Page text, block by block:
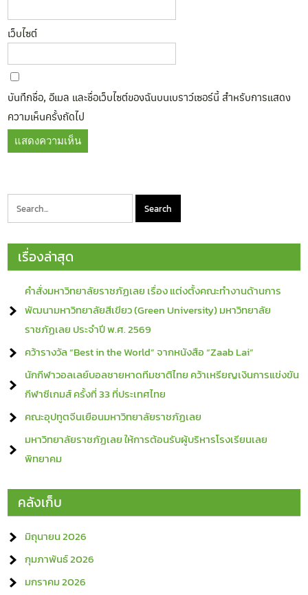
เว็บไซต์
บันทึกชื่อ, อีเมล และชื่อเว็บไซต์ของฉันบนเบราว์เซอร์นี้ สำหรับการแสดง
ความเห็นครั้งถัดไป
เรื่องล่าสุด
คำสั่งมหาวิทยาลัยราชภัฏเลย เรื่อง แต่งตั้งคณะทำงานด้านการ
พัฒนามหาวิทยาลัยสีเขียว (Green University) มหาวิทยาลัย
ราชภัฏเลย ประจำปี พ.ศ. 2569
คว้ารางวัล “Best in the World” จากหนังสือ “Zaab Lai”
นักกีฬาวอลเลย์บอลชายหาดทีมชาติไทย คว้าเหรียญเงินการแข่งขัน
กีฬาซีเกมส์ ครั้งที่ 33 ที่ประเทศไทย
คณะอุปทูตจีนเยือนมหาวิทยาลัยราชภัฏเลย
มหาวิทยาลัยราชภัฏเลย ให้การต้อนรับผู้บริหารโรงเรียนเลย
พิทยาคม
คลังเก็บ
มิถุนายน 2026
กุมภาพันธ์ 2026
มกราคม 2026